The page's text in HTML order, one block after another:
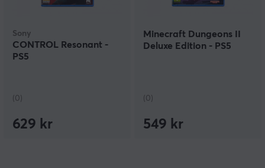
Sony
CONTROL Resonant -
PS5
(0)
629 kr
Minecraft Dungeons II
Deluxe Edition - PS5
(0)
549 kr